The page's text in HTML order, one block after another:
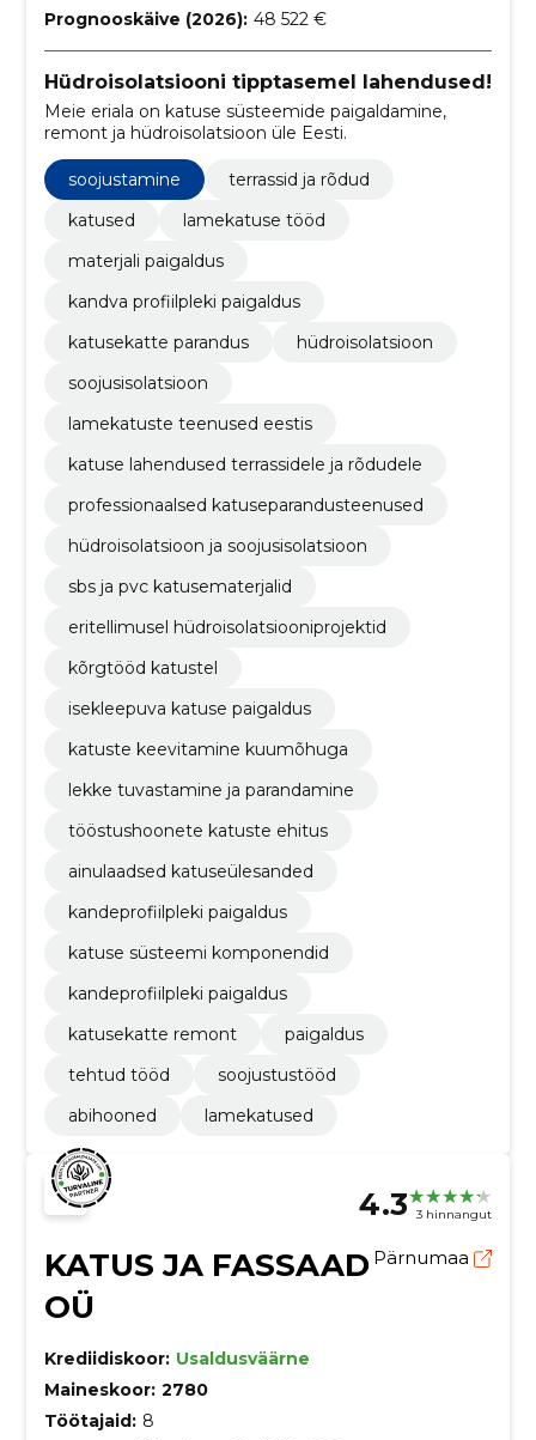
Prognooskäive (2026): 48 522 €
Hüdroisolatsiooni tipptasemel lahendused!
Meie eriala on katuse süsteemide paigaldamine,
remont ja hüdroisolatsioon üle Eesti.
soojustamine
terrassid ja rõdud
katused
lamekatuse tööd
materjali paigaldus
kandva profiilpleki paigaldus
katusekatte parandus
hüdroisolatsioon
soojusisolatsioon
lamekatuste teenused eestis
katuse lahendused terrassidele ja rõdudele
professionaalsed katuseparandusteenused
hüdroisolatsioon ja soojusisolatsioon
sbs ja pvc katusematerjalid
eritellimusel hüdroisolatsiooniprojektid
kõrgtööd katustel
isekleepuva katuse paigaldus
katuste keevitamine kuumõhuga
lekke tuvastamine ja parandamine
tööstushoonete katuste ehitus
ainulaadsed katuseülesanded
kandeprofiilpleki paigaldus
katuse süsteemi komponendid
kandeprofiilpleki paigaldus
katusekatte remont
paigaldus
tehtud tööd
soojustustööd
abihooned
lamekatused
4.3 3 hinnangut
KATUS JA FASSAAD
OÜ
Pärnumaa
Krediidiskoor: Usaldusväärne
Maineskoor: 2780
Töötajaid: 8